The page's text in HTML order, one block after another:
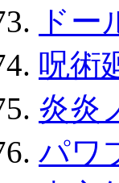
ド
呪術
炎炎
パワ